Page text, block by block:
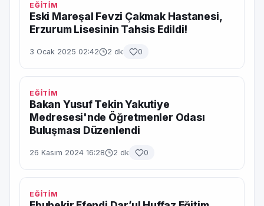
EĞİTİM
Eski Mareşal Fevzi Çakmak Hastanesi,
Erzurum Lisesinin Tahsis Edildi!
3 Ocak 2025 02:42 2 dk 0
EĞİTİM
Bakan Yusuf Tekin Yakutiye
Medresesi'nde Öğretmenler Odası
Buluşması Düzenlendi
26 Kasım 2024 16:28 2 dk 0
EĞİTİM